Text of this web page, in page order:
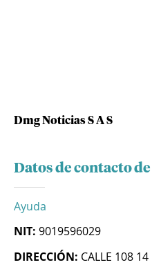
Dmg Noticias S A S
Datos de contacto
Ayuda
NIT: 9019596029
DIRECCIÓN: CALLE 108